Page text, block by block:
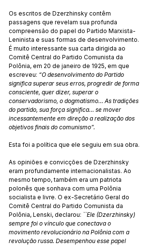
Os escritos de Dzerzhinsky contêm
passagens que revelam sua profunda
compreensão do papel do Partido Marxista-
Leninista e suas formas de desenvolvimento.
É muito interessante sua carta dirigida ao
Comitê Central do Partido Comunista da
Polônia, em 20 de janeiro de 1925, em que
escreveu: “O desenvolvimento do Partido
significa superar seus erros, progredir de forma
consciente, quer dizer, superar o
conservadorismo, o dogmatismo… As tradições
do partido, sua força significa… se mover
incessantemente em direção a realização dos
objetivos finais do comunismo”.
Esta foi a política que ele seguiu em sua obra.
As opiniões e convicções de Dzerzhinsky
eram profundamente internacionalistas. Ao
mesmo tempo, também era um patriota
polonês que sonhava com uma Polônia
socialista e livre. O ex-Secretário Geral do
Comitê Central do Partido Comunista da
Polônia, Lenski, declarou: ``Ele (Dzerzhinsky)
sempre foi o vínculo que conectava o
movimento revolucionário na Polônia com a
revolução russa. Desempenhou esse papel